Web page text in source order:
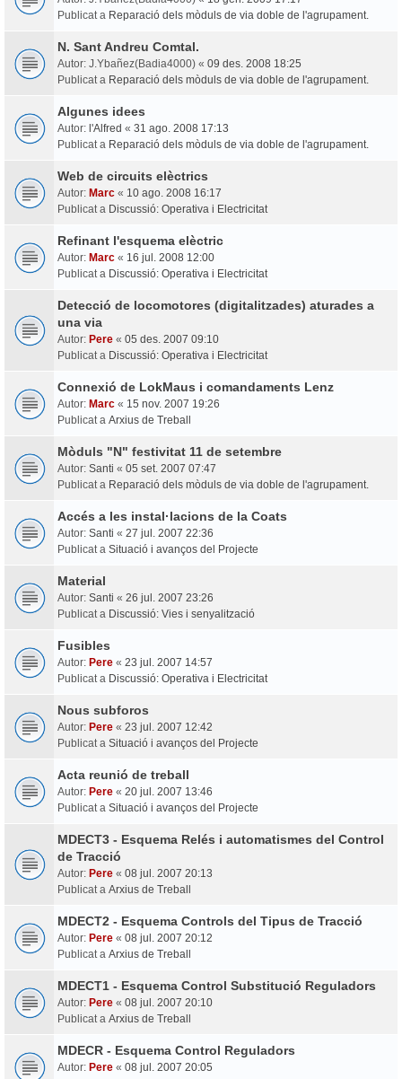
Publicat a Reparació dels mòduls de via doble de l'agrupament.
N. Sant Andreu Comtal.
Autor: J.Ybañez(Badia4000) « 09 des. 2008 18:25
Publicat a Reparació dels mòduls de via doble de l'agrupament.
Algunes idees
Autor: l'Alfred « 31 ago. 2008 17:13
Publicat a Reparació dels mòduls de via doble de l'agrupament.
Web de circuits elèctrics
Autor: Marc « 10 ago. 2008 16:17
Publicat a Discussió: Operativa i Electricitat
Refinant l'esquema elèctric
Autor: Marc « 16 jul. 2008 12:00
Publicat a Discussió: Operativa i Electricitat
Detecció de locomotores (digitalitzades) aturades a
una via
Autor: Pere « 05 des. 2007 09:10
Publicat a Discussió: Operativa i Electricitat
Connexió de LokMaus i comandaments Lenz
Autor: Marc « 15 nov. 2007 19:26
Publicat a Arxius de Treball
Mòduls "N" festivitat 11 de setembre
Autor: Santi « 05 set. 2007 07:47
Publicat a Reparació dels mòduls de via doble de l'agrupament.
Accés a les instal·lacions de la Coats
Autor: Santi « 27 jul. 2007 22:36
Publicat a Situació i avanços del Projecte
Material
Autor: Santi « 26 jul. 2007 23:26
Publicat a Discussió: Vies i senyalització
Fusibles
Autor: Pere « 23 jul. 2007 14:57
Publicat a Discussió: Operativa i Electricitat
Nous subforos
Autor: Pere « 23 jul. 2007 12:42
Publicat a Situació i avanços del Projecte
Acta reunió de treball
Autor: Pere « 20 jul. 2007 13:46
Publicat a Situació i avanços del Projecte
MDECT3 - Esquema Relés i automatismes del Control
de Tracció
Autor: Pere « 08 jul. 2007 20:13
Publicat a Arxius de Treball
MDECT2 - Esquema Controls del Tipus de Tracció
Autor: Pere « 08 jul. 2007 20:12
Publicat a Arxius de Treball
MDECT1 - Esquema Control Substitució Reguladors
Autor: Pere « 08 jul. 2007 20:10
Publicat a Arxius de Treball
MDECR - Esquema Control Reguladors
Autor: Pere « 08 jul. 2007 20:05